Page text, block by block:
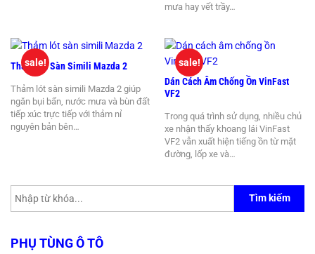
mưa hay vết trầy…
Thảm Lót Sàn Simili Mazda 2
Thảm lót sàn simili Mazda 2 giúp
ngăn bụi bẩn, nước mưa và bùn đất
tiếp xúc trực tiếp với thảm nỉ
nguyên bản bên…
sale!
Dán Cách Âm Chống Ồn VinFast
VF2
Trong quá trình sử dụng, nhiều chủ
xe nhận thấy khoang lái VinFast
VF2 vẫn xuất hiện tiếng ồn từ mặt
đường, lốp xe và…
sale!
Tìm kiếm
PHỤ TÙNG Ô TÔ